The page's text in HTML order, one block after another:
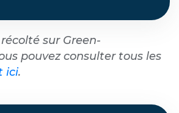
sur Green-
pouvez consulter tous les
ici.